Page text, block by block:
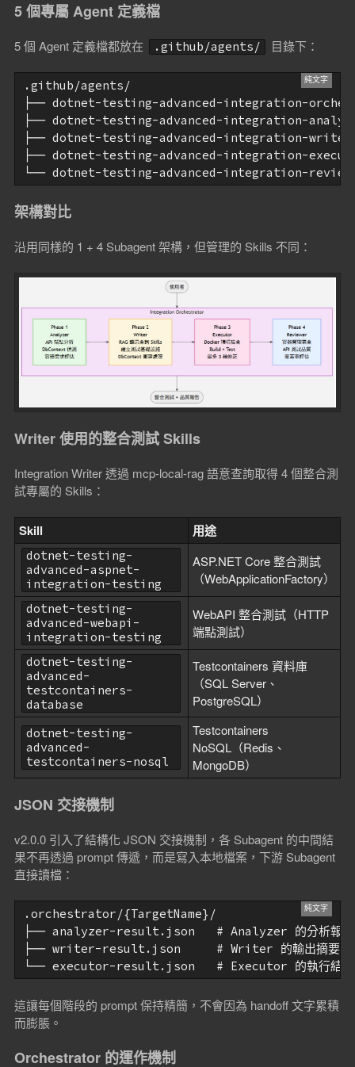
5 個專屬 Agent 定義檔
5 個 Agent 定義檔都放在 .github/agents/ 目錄下：
.github/agents/
├── dotnet-testing-advanced-integration-
├── dotnet-testing-advanced-integration-
├── dotnet-testing-advanced-integration-
├── dotnet-testing-advanced-integration-
└── dotnet-testing-advanced-integration-
架構對比
沿用同樣的 1 + 4 Subagent 架構，但管理的 Skills 不同：
Writer 使用的整合測試 Skills
Integration Writer 透過 mcp-local-rag 語意查詢取得 4 個整合測
試專屬的 Skills：
Skill 用途
dotnet-testing-
advanced-aspnet-
integration-testing
ASP.NET Core 整合測試
（WebApplicationFactory）
dotnet-testing-
advanced-webapi-
integration-testing
WebAPI 整合測試（HTTP
端點測試）
dotnet-testing-
advanced-
testcontainers-
database
Testcontainers 資料庫
（SQL Server、
PostgreSQL）
dotnet-testing-
advanced-
testcontainers-nosql
Testcontainers
NoSQL（Redis、
MongoDB）
JSON 交接機制
v2.0.0 引入了結構化 JSON 交接機制，各 Subagent 的中間結
果不再透過 prompt 傳遞，而是寫入本地檔案，下游 Subagent
直接讀檔：
.orchestrator/{TargetName}/
├── analyzer-result.json   # Analyzer 的分析報告
├── writer-result.json     # Writer 的輸出摘要
└── executor-result.json   # Executor 的執行結果
這讓每個階段的 prompt 保持精簡，不會因為 handoff 文字累積
而膨脹。
Orchestrator 的運作機制